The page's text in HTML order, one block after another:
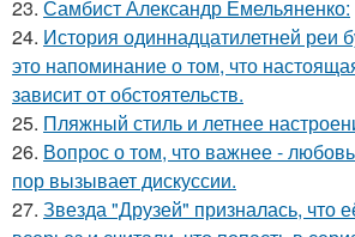
23. Самбист Александр Емельяненко:
24. История одиннадцатилетней реи
это напоминание о том, что
зависит от обстоятельств.
25. Пляжный стиль и летнее
26. Вопрос о том, что важнее -
пор вызывает дискуссии.
27. Звезда "Друзей" призналась, что